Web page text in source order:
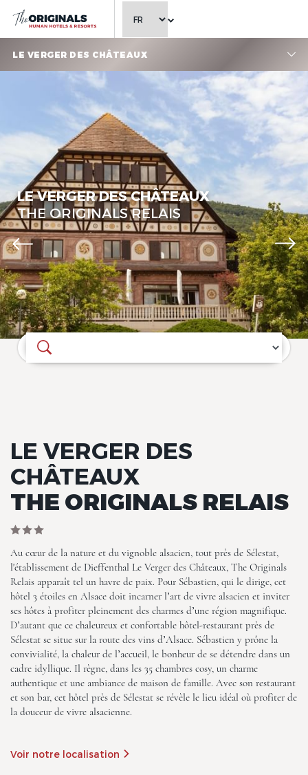
CHOISIR LA LANGUE
LE VERGER DES CHÂTEAUX
LE VERGER DES CHÂTEAUX
THE ORIGINALS RELAIS
Où souhaitez-vous séjourner ?
LE VERGER DES
CHÂTEAUX
THE ORIGINALS RELAIS
Au cœur de la nature et du vignoble alsacien, tout près de Sélestat,
l'établissement de Dieffenthal Le Verger des Châteaux, The Originals
Relais apparaît tel un havre de paix. Pour Sébastien, qui le dirige, cet
hôtel 3 étoiles en Alsace doit incarner l’art de vivre alsacien et inviter
ses hôtes à profiter pleinement des charmes d’une région magnifique.
D’autant que ce chaleureux et confortable hôtel-restaurant près de
Sélestat se situe sur la route des vins d’Alsace. Sébastien y prône la
convivialité, la chaleur de l’accueil, le bonheur de se détendre dans un
cadre idyllique. Il règne, dans les 35 chambres cosy, un charme
authentique et une ambiance de maison de famille. Avec son restaurant
et son bar, cet hôtel près de Sélestat se révèle le lieu idéal où profiter de
la douceur de vivre alsacienne.
Voir notre localisation